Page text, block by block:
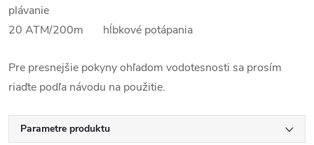
plávanie
20 ATM/200m hĺbkové potápania
Pre presnejšie pokyny ohľadom vodotesnosti sa prosím
riaďte podľa návodu na použitie.
Parametre produktu